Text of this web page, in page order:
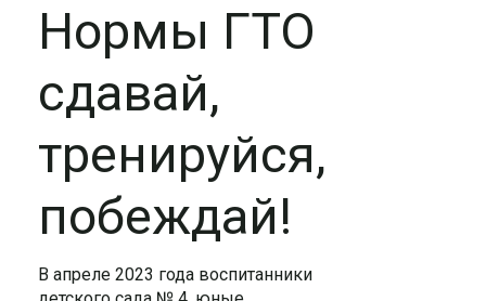
Нормы ГТО
сдавай,
тренируйся,
побеждай!
В апреле 2023 года воспитанники